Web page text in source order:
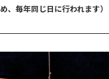
本敬寺→如来寺→報徳二宮
せ例】
が参加し、一日の大会と
ため、毎年同じ日に行わ
、毎年同じ日に行われます）